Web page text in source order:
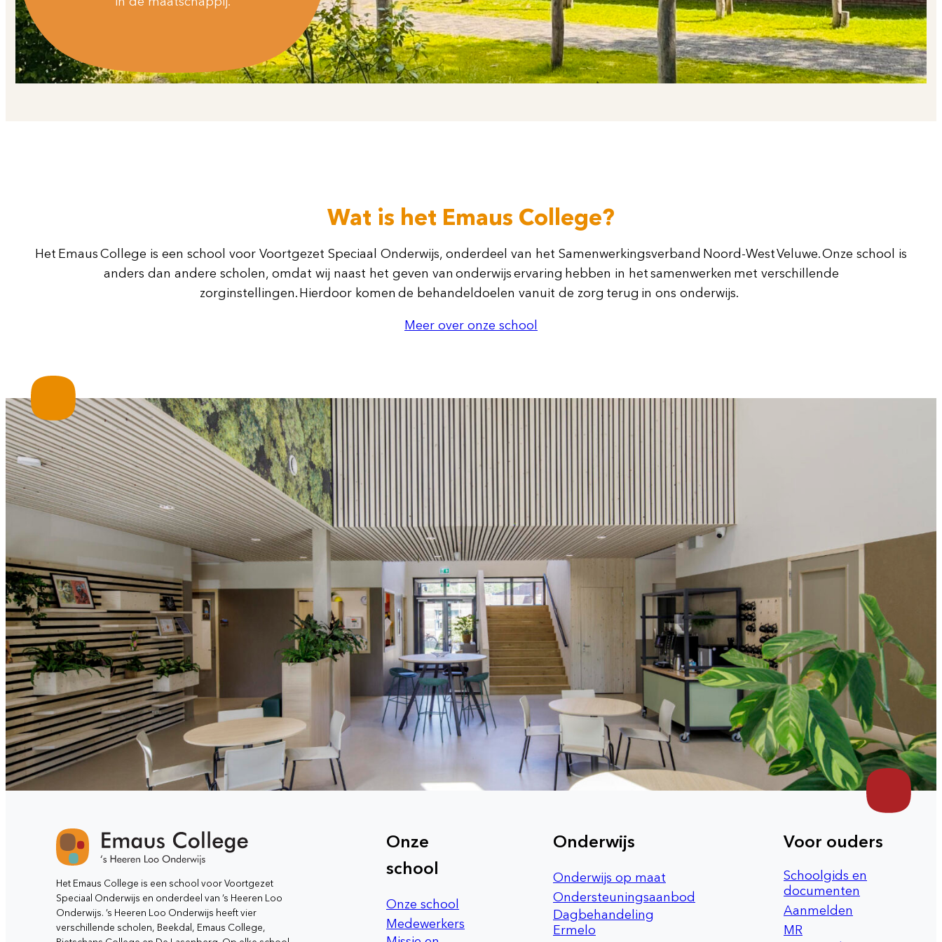
Wat is het Emaus College?
Het Emaus College is een school voor Voortgezet Speciaal Onderwijs, onderdeel van het Samenwerkingsverband Noord-West Veluwe. Onze school is
anders dan andere scholen, omdat wij naast het geven van onderwijs ervaring hebben in het samenwerken met verschillende
zorginstellingen. Hierdoor komen de behandeldoelen vanuit de zorg terug in ons onderwijs.
Meer over onze school
Onze
school
Onze school
Medewerkers
Onderwijs
Onderwijs op maat
Ondersteuningsaanbod
Dagbehandeling
Ermelo
Voor ouders
Schoolgids en
documenten
Aanmelden
MR
Het Emaus College is een school voor Voortgezet
Speciaal Onderwijs en onderdeel van ’s Heeren Loo
Onderwijs. ’s Heeren Loo Onderwijs heeft vier
verschillende scholen, Beekdal, Emaus College,